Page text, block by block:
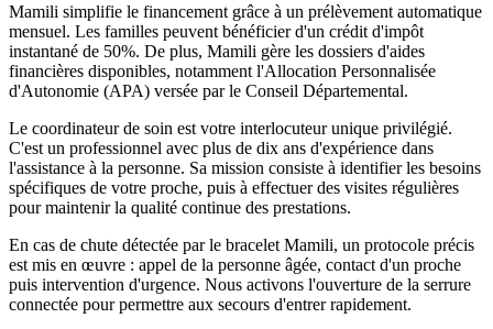
Mamili simplifie le financement grâce à un prélèvement automatique
mensuel. Les familles peuvent bénéficier d'un crédit d'impôt
instantané de 50%. De plus, Mamili gère les dossiers d'aides
financières disponibles, notamment l'Allocation Personnalisée
d'Autonomie (APA) versée par le Conseil Départemental.
Le coordinateur de soin est votre interlocuteur unique privilégié.
C'est un professionnel avec plus de dix ans d'expérience dans
l'assistance à la personne. Sa mission consiste à identifier les besoins
spécifiques de votre proche, puis à effectuer des visites régulières
pour maintenir la qualité continue des prestations.
En cas de chute détectée par le bracelet Mamili, un protocole précis
est mis en œuvre : appel de la personne âgée, contact d'un proche
puis intervention d'urgence. Nous activons l'ouverture de la serrure
connectée pour permettre aux secours d'entrer rapidement.